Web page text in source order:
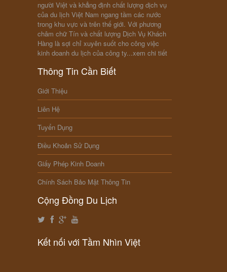
người Việt và khẳng định chất lượng dịch vụ
của du lịch Việt Nam ngang tầm các nước
trong khu vực và trên thế giới. Với phương
châm chữ Tín và chất lượng Dịch Vụ Khách
Hàng là sợi chỉ xuyên suốt cho công việc
kinh doanh du lịch của công ty...xem chi tiết
Thông Tin Cần Biết
Giới Thiệu
Liên Hệ
Tuyển Dụng
Điều Khoản Sử Dụng
Giấy Phép Kinh Doanh
Chính Sách Bảo Mật Thông Tin
Cộng Đồng Du Lịch
Kết nối với Tầm Nhìn Việt